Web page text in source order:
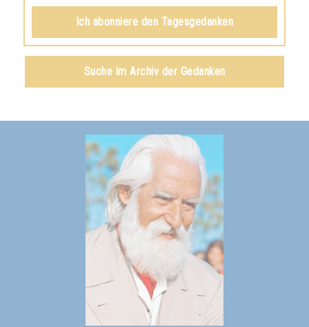
füllen.*
Omraam Mikhaël Aïvanhov
Siehe das BuchGeistiges und künstlerisches Schaffen,
Ich abonniere den Tagesgedanken
Suche im Archiv der Gedanken